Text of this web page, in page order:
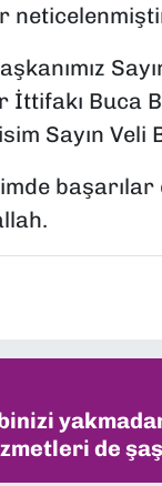
Buca
Sayın Veli
de